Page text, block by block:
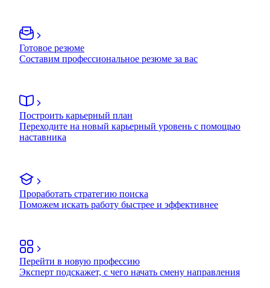
Готовое резюме
Составим профессиональное резюме за вас
Построить карьерный план
Переходите на новый карьерный уровень с помощью
наставника
Проработать стратегию поиска
Поможем искать работу быстрее и эффективнее
Перейти в новую профессию
Эксперт подскажет, с чего начать смену направления